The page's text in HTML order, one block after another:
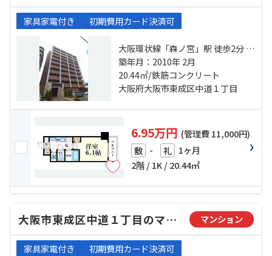
家具家電付き 初期費用カード決済可
大阪環状線「森ノ宮」駅 徒歩2分 地
下鉄中央線「森ノ宮」駅 徒歩2分 大
阪環状線「玉造」駅 徒歩10分
築年月：2010年 2月
20.44㎡/鉄筋コンクリート
大阪府大阪市東成区中道１丁目
6.95万円 (管理費 11,000円)
敷 - 礼 1ヶ月
2階 / 1K / 20.44㎡
大阪市東成区中道１丁目のマンション マンション
家具家電付き 初期費用カード決済可